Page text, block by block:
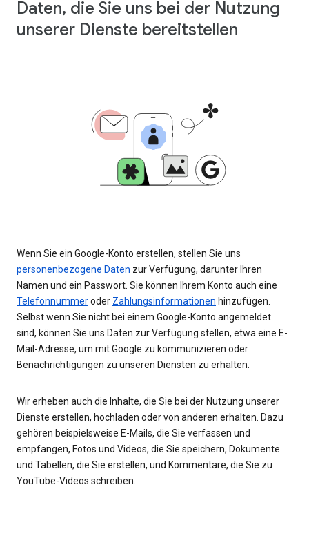
Daten, die Sie uns bei der Nutzung
unserer Dienste bereitstellen
Wenn Sie ein Google-Konto erstellen, stellen Sie uns
personenbezogene Daten zur Verfügung, darunter Ihren
Namen und ein Passwort. Sie können Ihrem Konto auch eine
Telefonnummeroder Zahlungsinformationen hinzufügen.
Selbst wenn Sie nicht bei einem Google-Konto angemeldet
sind, können Sie uns Daten zur Verfügung stellen, etwa eine E-
Mail-Adresse, um mit Google zu kommunizieren oder
Benachrichtigungen zu unseren Diensten zu erhalten.
Wir erheben auch die Inhalte, die Sie bei der Nutzung unserer
Dienste erstellen, hochladen oder von anderen erhalten. Dazu
gehören beispielsweise E-Mails, die Sie verfassen und
empfangen, Fotos und Videos, die Sie speichern, Dokumente
und Tabellen, die Sie erstellen, und Kommentare, die Sie zu
YouTube-Videos schreiben.